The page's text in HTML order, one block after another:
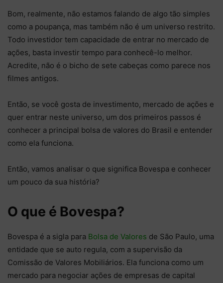
Bom, realmente, não estamos falando de algo tão simples
como a poupança, mas também não é um universo restrito.
Todo investidor tem capacidade de entrar no mercado de
ações, basta investir tempo para conhecê-lo melhor.
Acredite, não é o bicho de sete cabeças como parece nos
filmes antigos.
Então, se você gosta de investimento, mercado de ações e
quer entrar neste universo, um dos primeiros passos é
conhecer a principal bolsa de valores do Brasil e entender
como ela funciona.
Então, vamos analisar o que significa Bovespa e conhecer
um pouco da sua história?
O que é Bovespa?
Bovespa é a sigla para Bolsa de Valores de São Paulo, uma
entidade que se auto regula, com a supervisão da
Comissão de Valores Mobiliários. Ela funciona como um
mercado para negociar ações de empresas de capital